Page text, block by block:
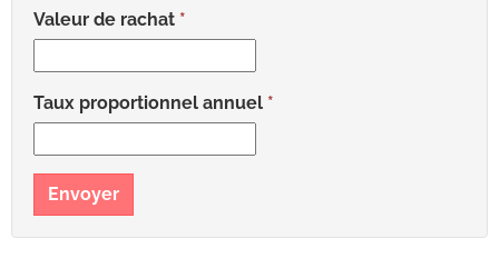
Valeur de rachat
Taux proportionnel annuel
Envoyer